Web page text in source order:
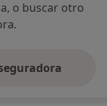
o buscar otro